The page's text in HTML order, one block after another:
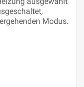
Modus.